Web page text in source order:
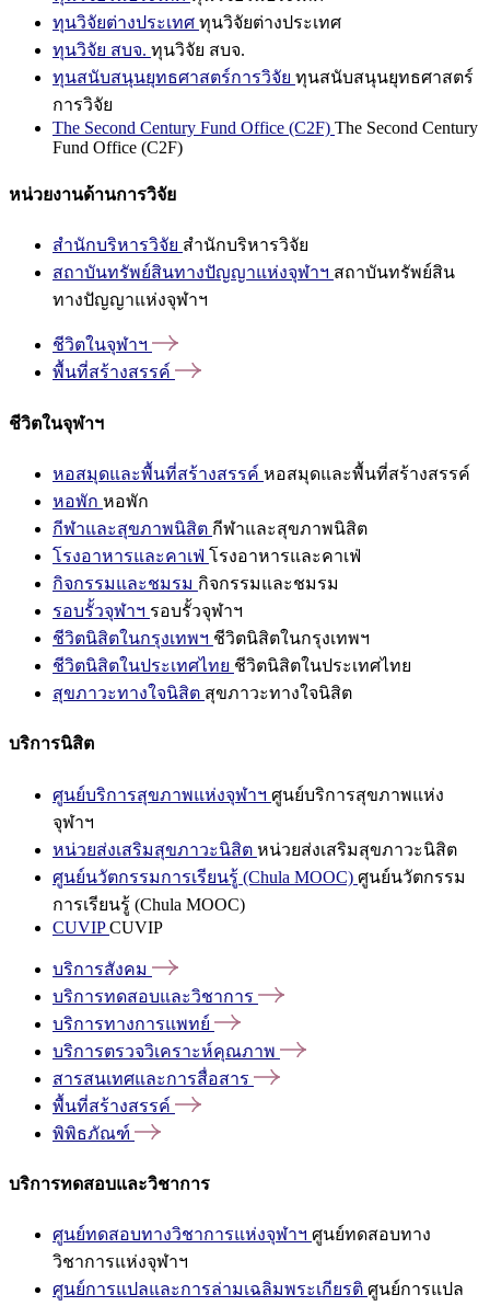
ทุนวิจัยต่างประเทศ ทุนวิจัยต่างประเทศ
ทุนวิจัย สบจ. ทุนวิจัย สบจ.
ทุนสนับสนุนยุทธศาสตร์การวิจัย ทุนสนับสนุนยุทธศาสตร์
การวิจัย
The Second Century Fund Office (C2F) The Second Century
Fund Office (C2F)
หน่วยงานด้านการวิจัย
สำนักบริหารวิจัย สำนักบริหารวิจัย
สถาบันทรัพย์สินทางปัญญาแห่งจุฬาฯ สถาบันทรัพย์สิน
ทางปัญญาแห่งจุฬาฯ
ชีวิตในจุฬาฯ
พื้นที่สร้างสรรค์
ชีวิตในจุฬาฯ
หอสมุดและพื้นที่สร้างสรรค์ หอสมุดและพื้นที่สร้างสรรค์
หอพัก หอพัก
กีฬาและสุขภาพนิสิต กีฬาและสุขภาพนิสิต
โรงอาหารและคาเฟ่ โรงอาหารและคาเฟ่
กิจกรรมและชมรม กิจกรรมและชมรม
รอบรั้วจุฬาฯ รอบรั้วจุฬาฯ
ชีวิตนิสิตในกรุงเทพฯ ชีวิตนิสิตในกรุงเทพฯ
ชีวิตนิสิตในประเทศไทย ชีวิตนิสิตในประเทศไทย
สุขภาวะทางใจนิสิต สุขภาวะทางใจนิสิต
บริการนิสิต
ศูนย์บริการสุขภาพแห่งจุฬาฯ ศูนย์บริการสุขภาพแห่ง
จุฬาฯ
หน่วยส่งเสริมสุขภาวะนิสิต หน่วยส่งเสริมสุขภาวะนิสิต
ศูนย์นวัตกรรมการเรียนรู้ (Chula MOOC) ศูนย์นวัตกรรม
การเรียนรู้ (Chula MOOC)
CUVIPCUVIP
บริการสังคม
บริการทดสอบและวิชาการ
บริการทางการแพทย์
บริการตรวจวิเคราะห์คุณภาพ
สารสนเทศและการสื่อสาร
พื้นที่สร้างสรรค์
พิพิธภัณฑ์
บริการทดสอบและวิชาการ
ศูนย์ทดสอบทางวิชาการแห่งจุฬาฯ ศูนย์ทดสอบทาง
วิชาการแห่งจุฬาฯ
ศูนย์การแปลและการล่ามเฉลิมพระเกียรติ ศูนย์การแปล